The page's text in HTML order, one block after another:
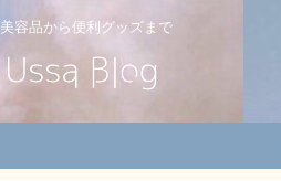
美容品から便利グッズまで